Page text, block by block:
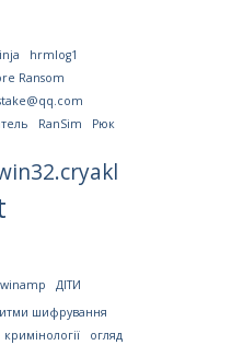
hrmlog1
Ransom
RanSim
Рюк
winamp
ДІТИ
шифрування
кримінології огляд